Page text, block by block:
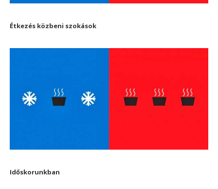
Étkezés közbeni szokások
Időskorunkban